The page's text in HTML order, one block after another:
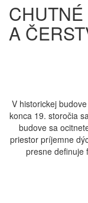
CHUTNÉ
A
V historickej
konca 19. storočia
budove sa
priestor príjemne
presne definuje